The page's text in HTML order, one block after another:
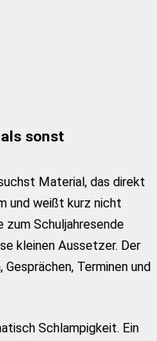
sonst
Material, das direkt
und weißt kurz nicht
zum Schuljahresende
kleinen Aussetzer. Der
Terminen und
Schlampigkeit. Ein